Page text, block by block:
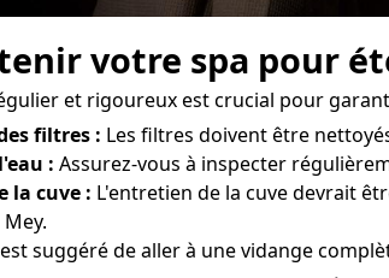
votre spa pour
et rigoureux est crucial pour
filtres : Les filtres doivent être
: Assurez-vous à inspecter
la cuve : L'entretien de la cuve devrait
suggéré de aller à une vidange